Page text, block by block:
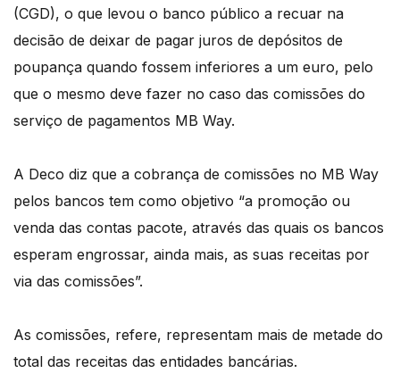
(CGD), o que levou o banco público a recuar na
decisão de deixar de pagar juros de depósitos de
poupança quando fossem inferiores a um euro, pelo
que o mesmo deve fazer no caso das comissões do
serviço de pagamentos MB Way.
A Deco diz que a cobrança de comissões no MB Way
pelos bancos tem como objetivo “a promoção ou
venda das contas pacote, através das quais os bancos
esperam engrossar, ainda mais, as suas receitas por
via das comissões”.
As comissões, refere, representam mais de metade do
total das receitas das entidades bancárias.